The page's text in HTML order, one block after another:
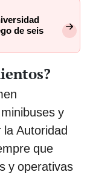
de seis
y
Autoridad
que
y operativas